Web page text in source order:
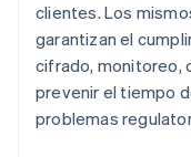
clientes. Los
garantizan el
cifrado, monitoreo,
prevenir el tiempo
problemas